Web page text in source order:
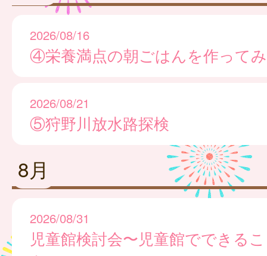
2026/08/16
④栄養満点の朝ごはんを作って
2026/08/21
⑤狩野川放水路探検
8月
2026/08/31
児童館検討会〜児童館でできる